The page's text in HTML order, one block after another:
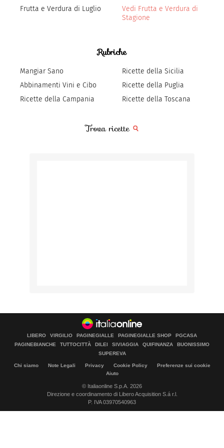
Frutta e Verdura di Luglio
Vedi Frutta e Verdura di
Stagione
Rubriche
Mangiar Sano
Abbinamenti Vini e Cibo
Ricette della Campania
Ricette della Sicilia
Ricette della Puglia
Ricette della Toscana
Trova ricette
LIBERO VIRGILIO PAGINEGIALLE PAGINEGIALLE SHOP
PGCASA
PAGINEBIANCHE
TUTTOCITTÀ DILEI SIVIAGGIA QUIFINANZA
BUONISSIMO
SUPEREVA
Chi siamo Note Legali Privacy Cookie Policy
Preferenze sui cookie
Aiuto
© Italiaonline S.p.A. 2026
Direzione e coordinamento di Libero Acquisition S.á r.l.
P. IVA 03970540963